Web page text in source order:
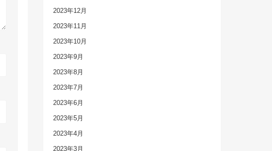
2023年12月
2023年11月
2023年10月
2023年9月
2023年8月
2023年7月
2023年6月
2023年5月
2023年4月
2023年3月